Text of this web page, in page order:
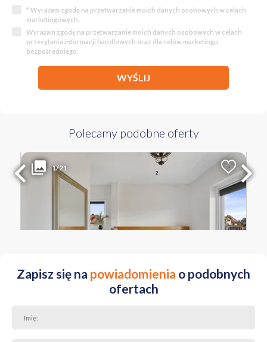
* Wyrażam zgodę na przetwarzanie moich danych osobowych w celach
marketingowych.
Wyrażam zgodę na przetwarzanie moich danych osobowych w celach
przesyłania informacji handlowych oraz dla celów marketingu
bezpośredniego.
WYŚLIJ
Polecamy podobne oferty
1/21Liczba pokoi
106.25 m2
Cena za m2
14 579 PLN
MAZOWIECKIE Warszawa Wawer ul. Wacława Wojtyszki
Zapisz się na powiadomienia o podobnych
ofertach